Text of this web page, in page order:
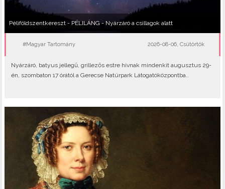
Péliföldszentkereszt - PÉLILÁNG - Nyárzáró a csillagok alatt
#Magyar Tartomány 2026-08-06, Csütörtök
Nyárzáró, batyus jellegű, grillezős estre hívnak mindenkit augusztus 29-
én, szombaton 17 órától a Gerecse Natúrpark Látogatóközpontba..